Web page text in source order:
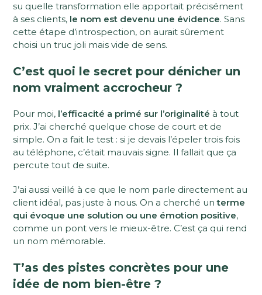
su quelle transformation elle apportait précisément
à ses clients, le nom est devenu une évidence. Sans
cette étape d’introspection, on aurait sûrement
choisi un truc joli mais vide de sens.
C’est quoi le secret pour dénicher un
nom vraiment accrocheur ?
Pour moi, l’efficacité a primé sur l’originalité à tout
prix. J’ai cherché quelque chose de court et de
simple. On a fait le test : si je devais l’épeler trois fois
au téléphone, c’était mauvais signe. Il fallait que ça
percute tout de suite.
J’ai aussi veillé à ce que le nom parle directement au
client idéal, pas juste à nous. On a cherché unterme
qui évoque une solution ou une émotion positive,
comme un pont vers le mieux-être. C’est ça qui rend
un nom mémorable.
T’as des pistes concrètes pour une
idée de nom bien-être ?